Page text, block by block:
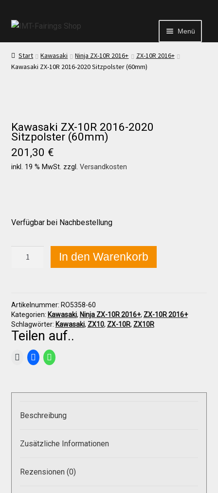
Menü
Start
Kontakt
News
Test Startseite
Über uns
Händlerkonditionen
Galerie
Warenkorb
Start Kawasaki Ninja ZX-10R 2016+
ZX-10R 2016+
Kawasaki ZX-10R 2016-2020 Sitzpolster (60mm)
Kawasaki ZX-10R 2016-2020
Sitzpolster (60mm)
201,30 €
inkl. 19 % MwSt. zzgl. Versandkosten
Verfügbar bei Nachbestellung
(60mm)
Menge
In den Warenkorb
Artikelnummer: RO5358-60
Kategorien: Kawasaki, Ninja ZX-10R 2016+, ZX-10R 2016+
Schlagwörter: Kawasaki, ZX10, ZX-10R, ZX10R
Teilen auf..
Beschreibung
Zusätzliche Informationen
Rezensionen (0)